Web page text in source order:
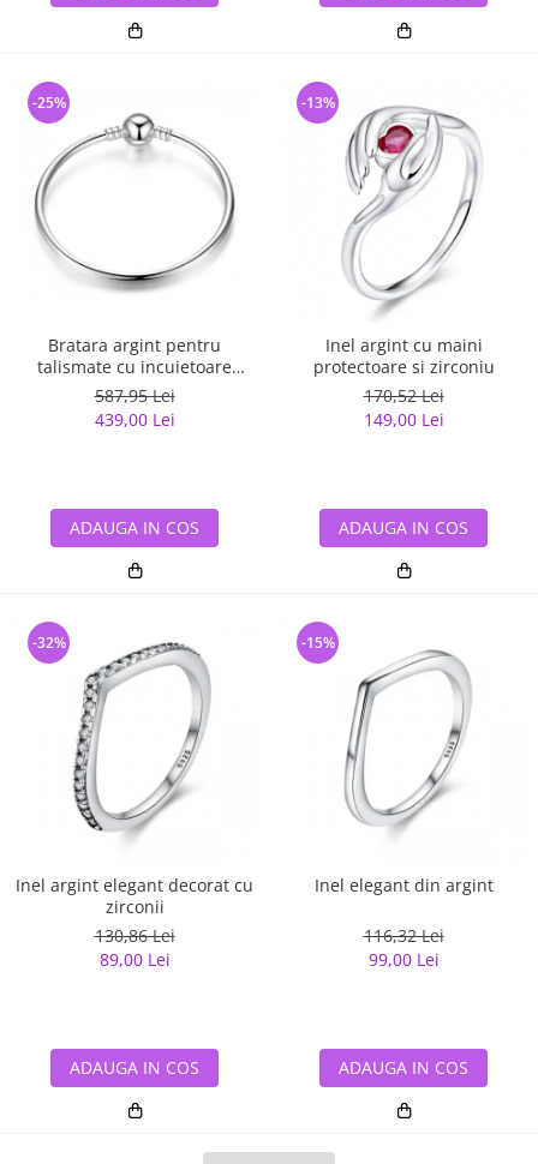
Bratara argint pentru
talismate cu incuietoare
sferica
587,95 Lei
439,00 Lei
-25%
ADAUGA IN COS
Inel argint cu maini
protectoare si zirconiu
170,52 Lei
149,00 Lei
-13%
ADAUGA IN COS
Inel argint elegant decorat cu
zirconii
130,86 Lei
89,00 Lei
-32%
ADAUGA IN COS
Inel elegant din argint
116,32 Lei
99,00 Lei
-15%
ADAUGA IN COS